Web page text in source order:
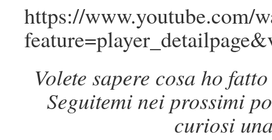
https://www.youtube.com/
Volete sapere cosa ho
Seguitemi nei prossimi
curiosi